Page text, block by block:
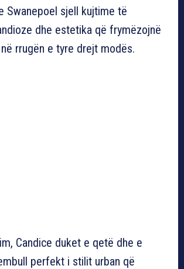
Swanepoel sjell kujtime të
dhe estetika që frymëzojnë
rrugën e tyre drejt modës.
Candice duket e qetë dhe e
perfekt i stilit urban që